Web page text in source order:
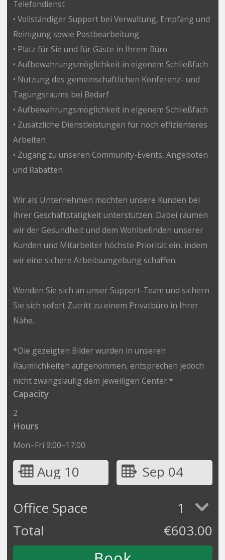
Telefondienst
• Vollständiger Support bei Verwaltung, Empfang und
Reinigung sowie Postbearbeitung
• Platz für Sie und für Gäste in Ihrem Büro
• Aufbewahrungsmöglichkeit in eigenem Schließfach
• Nutzung des gemeinschaftlichen Konferenz- und
Tagungsraums bei Bedarf
• Aufbewahrungsmöglichkeit in eigenem Schließfach
• Zusätzliche Dienstleistungen für noch effizienteres
Arbeiten
• Zugang zu unseren Community-Events, Angeboten
und Rabatten
Wir als Unternehmen möchten unsere Kunden bei
ihrer Geschäftstätigkeit unterstützen. Dabei räumen
wir der Gesundheit und dem Wohlbefinden unserer
Kunden und Mitarbeiter höchste Priorität ein, indem
wir eine sichere Arbeitsumgebung schaffen.
Wenden Sie sich an unser Support-Team und sichern
Sie sich sofort Zutritt zu einem Privatbüro in Ihrer
Nähe.
*Die gezeigten Bilder wurden in unseren
Räumlichkeiten aufgenommen, entsprechen jedoch
nicht zwangsläufig dem jeweiligen Center.*
Capacity
2
Hours
Mon–Fri 9:00–17:00
Aug 10
Sep 04
Office Space
1
Total
€603.00